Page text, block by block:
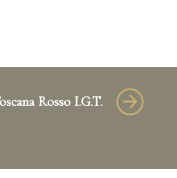
Rosso I.G.T.